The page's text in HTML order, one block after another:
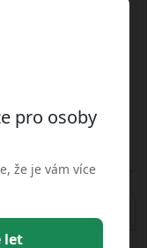
pro osoby
že je vám více
let